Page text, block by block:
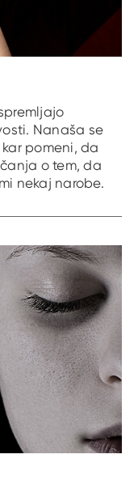
Nanaša se
pomeni, da
o tem, da
nekaj narobe.